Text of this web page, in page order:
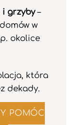
i grzyby–
w
okolice
która
dekady.
POMÓC